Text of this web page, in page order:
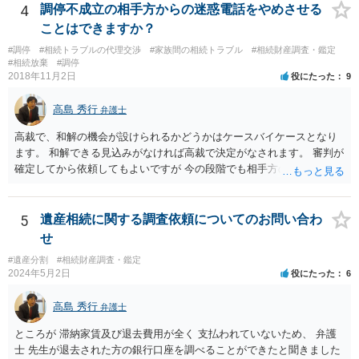
行等に照会をかけることになるでしょう。 不動産は、相続登記が済ん
でいなければ市役所ないし区役所に、お子様と義父様のつながりがわ
かる戸籍一式を揃えてもちこみ、「名寄せ」という手続きをすると、
分かると思います。遺産分割協議書の偽造等により既に相続登記され
てしまっている場合は、住所などに当たりをつけて登記名義を調べて
すが、現代では、各々が自由に価格設定をしていますので、特に相場
はお示しできません。ただし、かつて日本弁護士連合会が設けていた
報酬基準を踏まえて価格設定している弁護士は一定数いると思います
ので、それが一応の目安となるでしょう。
4
調停不成立の相手方からの迷惑電話をやめさせる
ことはできますか？
#調停 #相続トラブルの代理交渉 #家族間の相続トラブル
#相続財産調査・鑑定
#相続放棄
#調停
2018年11月2日 役にたった 9
高島 秀行 弁護士
高裁で、和解の機会が設けられるかどうかはケースバイケースとなり
ます。 和解できる見込みがなければ高裁で決定がなされます。 審判が
確定してから依頼してもよいですが 今の段階でも相手方の連絡が迷惑
5
遺産相続に関する調査依頼についてのお問い合わ
せ
#遺産分割 #相続財産調査・鑑定
2024年5月2日 役にたった 6
高島 秀行 弁護士
ところが 滞納家賃及び退去費用が全く 支払われていないため、 弁護
士 先生が退去された方の銀行口座を調べることができたと聞きました